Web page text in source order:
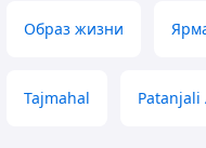
Образ жизни
Tajmahal Patanjali